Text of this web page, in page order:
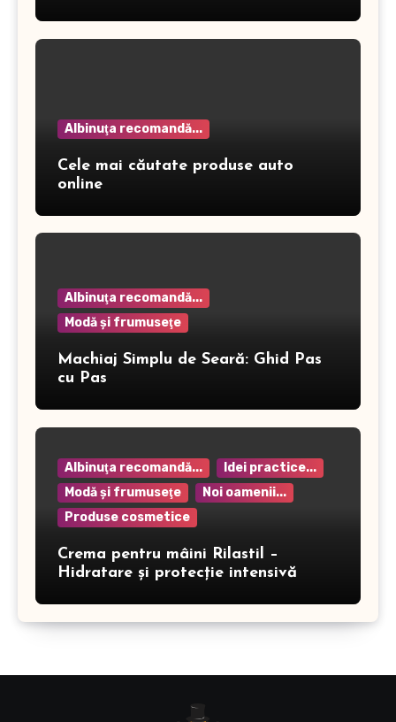
Albinuţa recomandă...
Cele mai căutate produse auto
online
Albinuţa recomandă...
Modă şi frumuseţe
Machiaj Simplu de Seară: Ghid Pas
cu Pas
Albinuţa recomandă...
Idei practice...
Modă şi frumuseţe
Noi oamenii...
Produse cosmetice
Crema pentru mâini Rilastil –
Hidratare și protecție intensivă